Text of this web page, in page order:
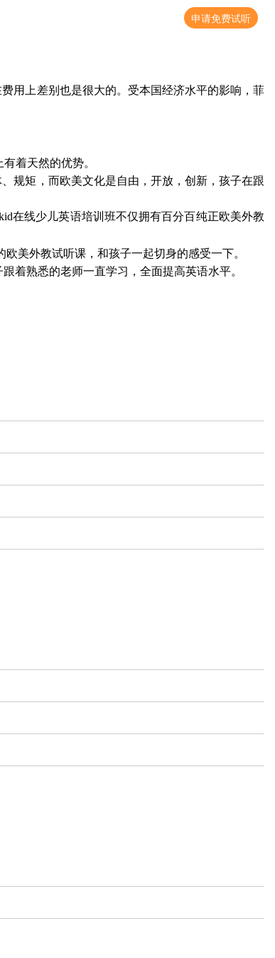
申请免费试听
用上差别也是很大的。受本国经济水平的影响，菲
着天然的优势。
规矩，而欧美文化是自由，开放，创新，孩子在跟
在线少儿英语培训班不仅拥有百分百纯正欧美外教
美外教试听课，和孩子一起切身的感受一下。
着熟悉的老师一直学习，全面提高英语水平。